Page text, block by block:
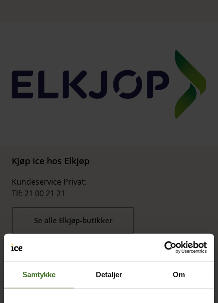
Samtykke Detaljer Om
Kjøp ice hos Elkjøp
Kundeservice Privat:
Tlf: 21 00 21 21
Se alle Elkjøp-butikker